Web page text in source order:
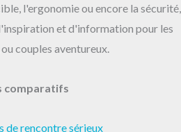
l'ergonomie ou encore la sécurité,
et d'information pour les
couples aventureux.
comparatifs
de rencontre sérieux